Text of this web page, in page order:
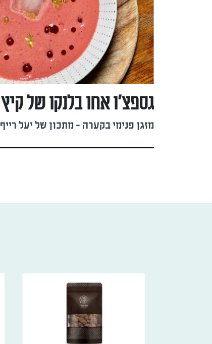
גספצ’ו אחו בלנקו של קיץ
מזגן פנימי בקערה - מתכון של יעל רייף